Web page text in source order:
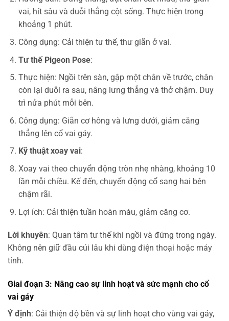
vai, hít sâu và duỗi thẳng cột sống. Thực hiện trong
khoảng 1 phút.
Công dụng: Cải thiện tư thế, thư giãn ở vai.
Tư thế Pigeon Pose:
Thực hiện: Ngồi trên sàn, gập một chân về trước, chân
còn lại duỗi ra sau, nâng lưng thẳng và thở chậm. Duy
trì nửa phút mỗi bên.
Công dụng: Giãn cơ hông và lưng dưới, giảm căng
thẳng lên cổ vai gáy.
Kỹ thuật xoay vai:
Xoay vai theo chuyển động tròn nhẹ nhàng, khoảng 10
lần mỗi chiều. Kế đến, chuyển động cổ sang hai bên
chậm rãi.
Lợi ích: Cải thiện tuần hoàn máu, giảm căng cơ.
Lời khuyên: Quan tâm tư thế khi ngồi và đứng trong ngày.
Không nên giữ đầu cúi lâu khi dùng điện thoại hoặc máy
tính.
Giai đoạn 3: Nâng cao sự linh hoạt và sức mạnh cho cổ
vai gáy
Ý định: Cải thiện độ bền và sự linh hoạt cho vùng vai gáy,